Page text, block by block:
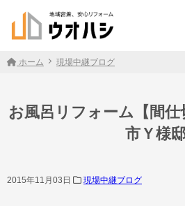
ホーム 現場中継ブログ
お風呂リフォーム【間
市Ｙ様
2015年11月03日 現場中継ブログ